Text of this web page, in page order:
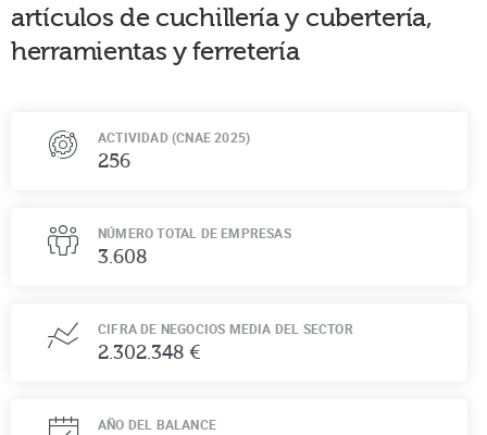
artículos de cuchillería y cubertería,
herramientas y ferretería
ACTIVIDAD (CNAE 2025)
256
NÚMERO TOTAL DE EMPRESAS
3.608
CIFRA DE NEGOCIOS MEDIA DEL SECTOR
2.302.348 €
AÑO DEL BALANCE